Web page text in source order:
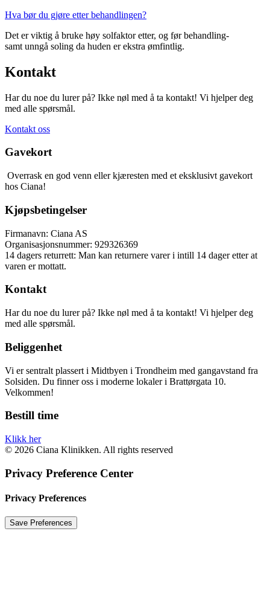
Hva bør du gjøre etter behandlingen?
Det er viktig å bruke høy solfaktor etter, og før behandling-
samt unngå soling da huden er ekstra ømfintlig.
Kontakt
Har du noe du lurer på? Ikke nøl med å ta kontakt! Vi hjelper deg
med alle spørsmål.
Kontakt oss
Gavekort
Overrask en god venn eller kjæresten med et eksklusivt gavekort
hos Ciana!
Kjøpsbetingelser
Firmanavn: Ciana AS
Organisasjonsnummer: 929326369
14 dagers returrett: Man kan returnere varer i intill 14 dager etter at
varen er mottatt.
Kontakt
Har du noe du lurer på? Ikke nøl med å ta kontakt! Vi hjelper deg
med alle spørsmål.
Beliggenhet
Vi er sentralt plassert i Midtbyen i Trondheim med gangavstand fra
Solsiden. Du finner oss i moderne lokaler i Brattørgata 10.
Velkommen!
Bestill time
Klikk her
© 2026 Ciana Klinikken. All rights reserved
Privacy Preference Center
Privacy Preferences